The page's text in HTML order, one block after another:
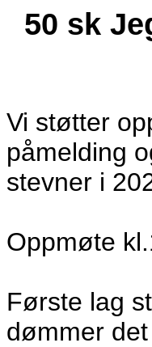
50 sk
Vi støtter
påmelding
stevner i
Oppmøte
Første lag
dømmer